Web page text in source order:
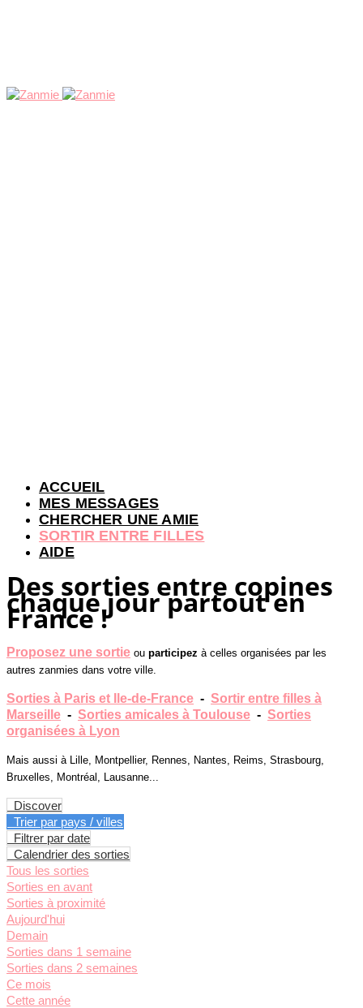
ACCUEIL
MES MESSAGES
CHERCHER UNE AMIE
SORTIR ENTRE FILLES
AIDE
Des sorties entre copines
chaque jour partout en
France !
Proposez une sortie ou participez à celles organisées par les
autres zanmies dans votre ville.
Sorties à Paris et Ile-de-France - Sortir entre filles à
Marseille - Sorties amicales à Toulouse - Sorties
organisées à Lyon
Mais aussi à Lille, Montpellier, Rennes, Nantes, Reims, Strasbourg,
Bruxelles, Montréal, Lausanne...
Discover
Trier par pays / villes
Filtrer par date
Calendrier des sorties
Tous les sorties
Sorties en avant
Sorties à proximité
Aujourd'hui
Demain
Sorties dans 1 semaine
Sorties dans 2 semaines
Ce mois
Cette année